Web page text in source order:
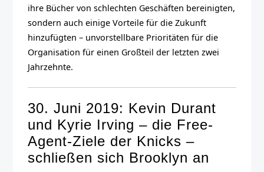
ihre Bücher von schlechten Geschäften bereinigten,
sondern auch einige Vorteile für die Zukunft
hinzufügten – unvorstellbare Prioritäten für die
Organisation für einen Großteil der letzten zwei
Jahrzehnte.
30. Juni 2019: Kevin Durant
und Kyrie Irving – die Free-
Agent-Ziele der Knicks –
schließen sich Brooklyn an